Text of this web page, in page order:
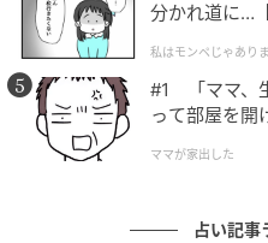
21日生まれの人は、人と
を経験します。助けようと
ないこともあるでしょう
手の気持ちや状況を深く
難な出来事を通して、視
ことが多く、自然と相談
分かれ道に…
私はモンペじゃあり
#1 「ママ、
って部屋を開
ママが家出した
占い記事